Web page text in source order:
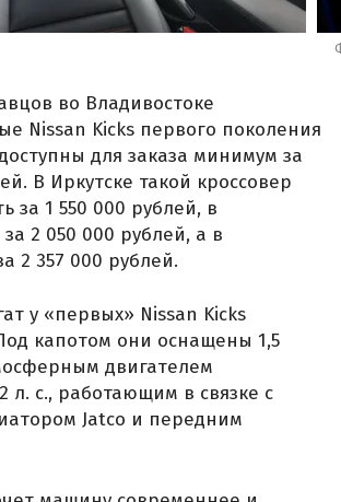
во Владивостоке
Nissan Kicks первого поколения
для заказа минимум за
В Иркутске такой кроссовер
за 1 550 000 рублей, в
2 050 000 рублей, а в
2 357 000 рублей.
у «первых» Nissan Kicks
капотом они оснащены 1,5
двигателем
л. с., работающим в связке с
Jatco и передним